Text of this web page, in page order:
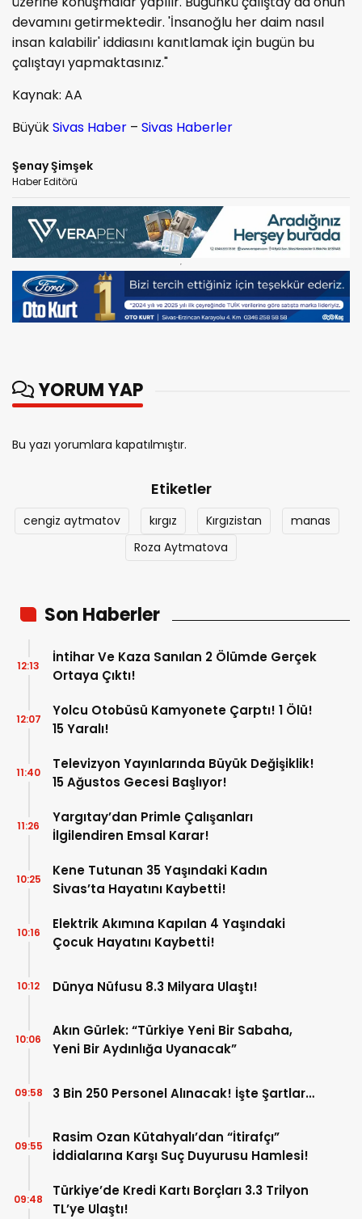
devamını getirmektedir. 'İnsanoğlu her daim nasıl
insan kalabilir' iddiasını kanıtlamak için bugün bu
çalıştayı yapmaktasınız."
Kaynak: AA
BüyükSivas Haber – Sivas Haberler
Şenay Şimşek
Haber Editörü
YORUM YAP
Bu yazı yorumlara kapatılmıştır.
Etiketler
cengiz aytmatov kırgız Kırgızistan
manas
Roza Aytmatova
Son Haberler
İntihar Ve Kaza Sanılan 2 Ölümde Gerçek
Ortaya Çıktı!
12:13
Yolcu Otobüsü Kamyonete Çarptı! 1 Ölü!
15 Yaralı!
12:07
Televizyon Yayınlarında Büyük Değişiklik!
15 Ağustos Gecesi Başlıyor!
11:40
Yargıtay’dan Primle Çalışanları
İlgilendiren Emsal Karar!
11:26
Kene Tutunan 35 Yaşındaki Kadın
Sivas’ta Hayatını Kaybetti!
10:25
Elektrik Akımına Kapılan 4 Yaşındaki
Çocuk Hayatını Kaybetti!
10:16
Dünya Nüfusu 8.3 Milyara Ulaştı!
10:12
Akın Gürlek: “Türkiye Yeni Bir Sabaha,
Yeni Bir Aydınlığa Uyanacak”
10:06
3 Bin 250 Personel Alınacak! İşte Şartlar…
09:58
Rasim Ozan Kütahyalı’dan “İtirafçı”
İddialarına Karşı Suç Duyurusu Hamlesi!
09:55
Türkiye’de Kredi Kartı Borçları 3.3 Trilyon
TL’ye Ulaştı!
09:48